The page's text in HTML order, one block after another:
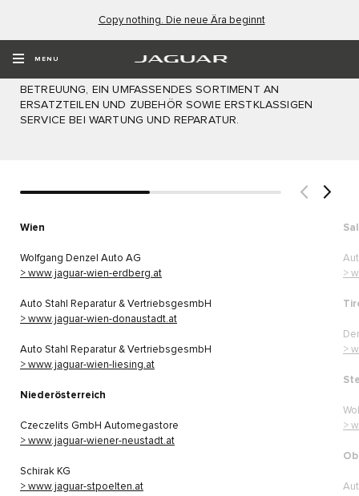
Copy nothing. Die neue Ära beginnt
MENU
HÄNDLER
BETREUUNG, EIN UMFASSENDES SORTIMENT AN
ERSATZTEILEN UND ZUBEHÖR SOWIE ERSTKLASSIGEN
SERVICE BEI WARTUNG UND REPARATUR.
Wien
Wolfgang Denzel Auto AG
> www.jaguar-wien-erdberg.at
Auto Stahl Reparatur & VertriebsgesmbH
> www.jaguar-wien-donaustadt.at
Auto Stahl Reparatur & VertriebsgesmbH
> www.jaguar-wien-liesing.at
Niederösterreich
Czeczelits GmbH Automegastore
> www.jaguar-wiener-neustadt.at
Schirak KG
> www.jaguar-stpoelten.at
>
>
>